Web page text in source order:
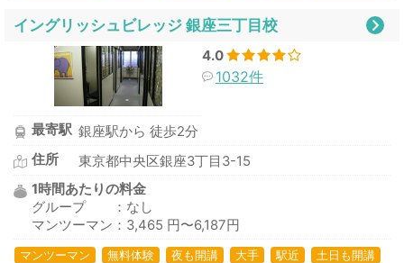
イングリッシュビレッジ 銀座三丁目校
4.0
1032件
最寄駅 銀座駅から 徒歩2分
住所
東京都中央区銀座3丁目3-15
1時間あたりの料金
グループ ：なし
マンツーマン：3,465 円〜6,187円
マンツーマン 無料体験 夜も開講 大手 駅近 土日も開講